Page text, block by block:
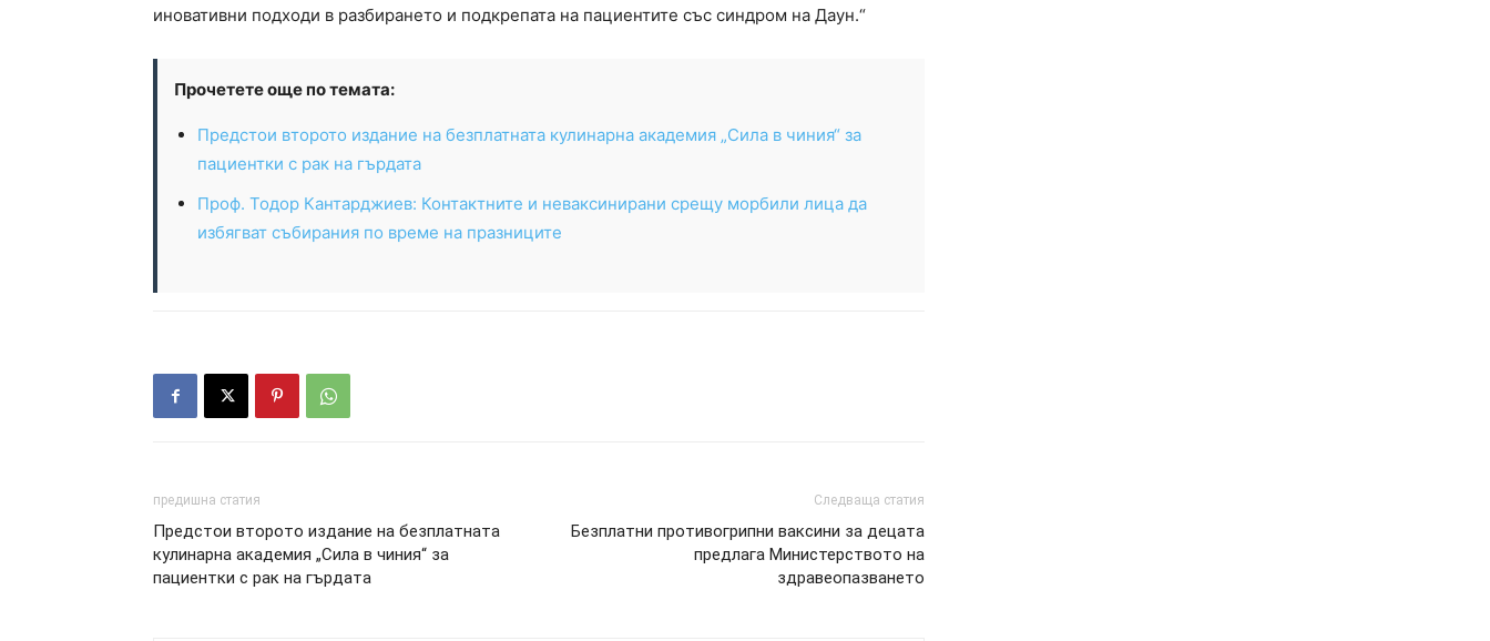
иновативни подходи в разбирането и подкрепата на пациентите със синдром на Даун.“
Прочетете още по темата:
Предстои второто издание на безплатната кулинарна академия „Сила в чиния“ за
пациентки с рак на гърдата
Проф. Тодор Кантарджиев: Контактните и неваксинирани срещу морбили лица да
избягват събирания по време на празниците
предишна статия
Предстои второто издание на безплатната
кулинарна академия „Сила в чиния“ за
пациентки с рак на гърдата
Следваща статия
Безплатни противогрипни ваксини за децата
предлага Министерството на
здравеопазването